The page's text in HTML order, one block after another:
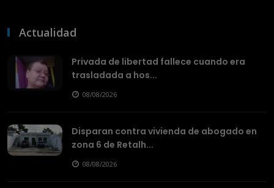
Actualidad
Privada de libertad fallece cuando era
trasladada a hos...
08/08/2026
Disparan contra vivienda de abogado en
zona 6 de Retalh...
08/08/2026